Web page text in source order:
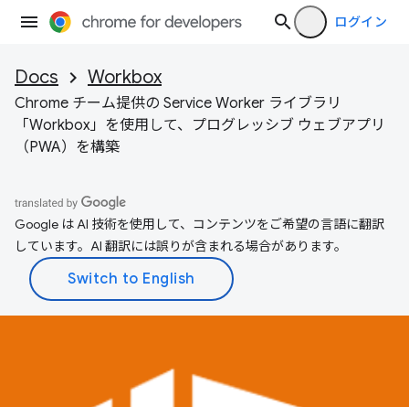
ログイン
Docs Workbox
Chrome チーム提供の Service Worker ライブラリ
「Workbox」を使用して、プログレッシブ ウェブアプリ
（PWA）を構築
Google は AI 技術を使用して、コンテンツをご希望の言語に翻訳
しています。AI 翻訳には誤りが含まれる場合があります。